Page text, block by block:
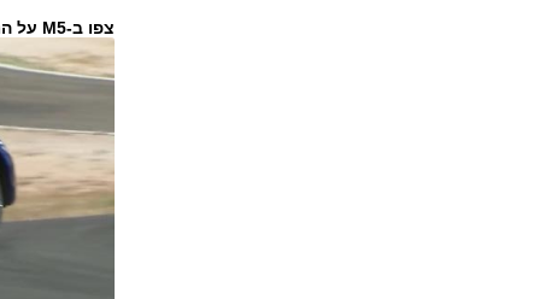
צפו ב-M5 על המסלול במצב 2WD: